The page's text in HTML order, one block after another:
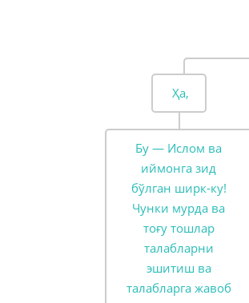
Ҳа,
Бу — Ислом ва
иймонга зид
бўлган ширк-ку!
Чунки мурда ва
тоғу тошлар
талабларни
эшитиш ва
талабларга жавоб